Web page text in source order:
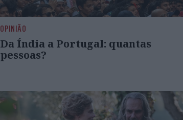
OPINIÃO
Da Índia a Portugal: quantas
pessoas?